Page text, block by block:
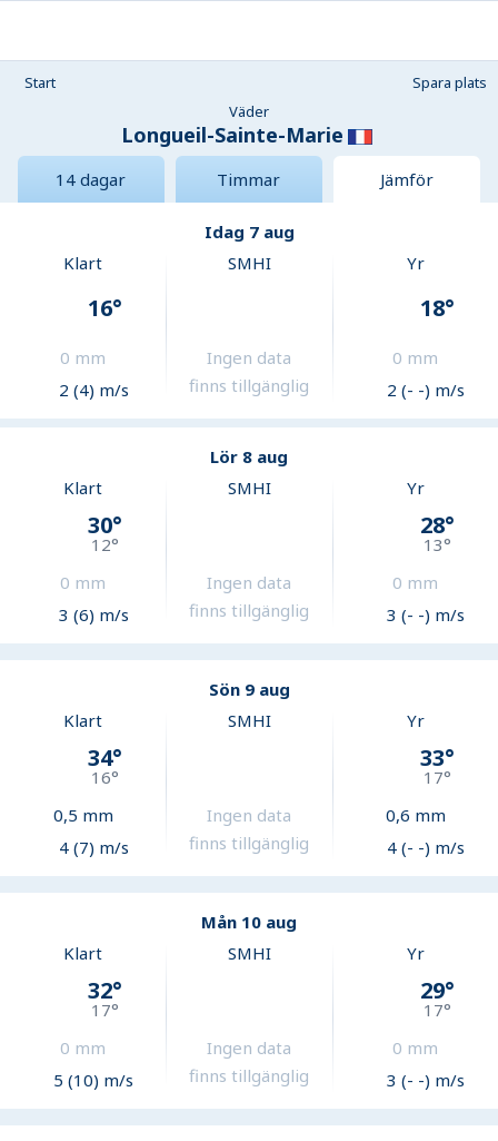
Start
Spara plats
Väder
Longueil-Sainte-Marie
14 dagar Timmar Jämför
Idag 7 aug
Klart
16°
0 mm
2 (4) m/s
SMHI
Ingen data
finns tillgänglig
Yr
18°
0 mm
2 (- -) m/s
Lör 8 aug
Klart
30°
12°
0 mm
3 (6) m/s
SMHI
Ingen data
finns tillgänglig
Yr
28°
13°
0 mm
3 (- -) m/s
Sön 9 aug
Klart
34°
16°
0,5 mm
4 (7) m/s
SMHI
Ingen data
finns tillgänglig
Yr
33°
17°
0,6 mm
4 (- -) m/s
Mån 10 aug
Klart
32°
17°
0 mm
5 (10) m/s
SMHI
Ingen data
finns tillgänglig
Yr
29°
17°
0 mm
3 (- -) m/s